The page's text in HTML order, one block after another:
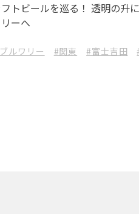
トビールを巡る！ 透明の升
ーへ
ルワリー #関東 #富士吉田